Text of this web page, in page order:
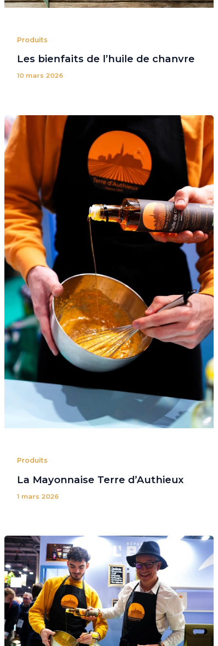
Produits
Les bienfaits de l’huile de chanvre
10 mars 2026
Produits
La Mayonnaise Terre d’Authieux
1 mars 2026